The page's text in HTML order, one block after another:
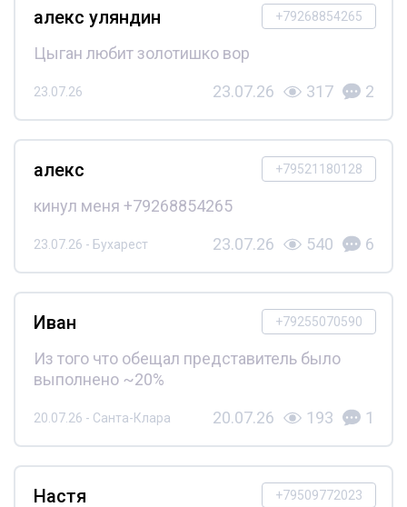
+79268854265
алекс уляндин
Цыган любит золотишко вор
23.07.26 23.07.26 317 2
+79521180128
алекс
кинул меня +79268854265
23.07.26 - Бухарест 23.07.26 540 6
+79255070590
Иван
Из того что обещал представитель было
выполнено ~20%
20.07.26 - Санта-Клара 20.07.26 193 1
+79509772023
Настя